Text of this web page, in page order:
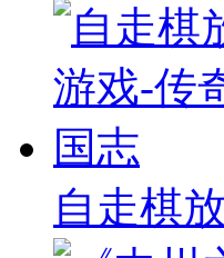
自走棋